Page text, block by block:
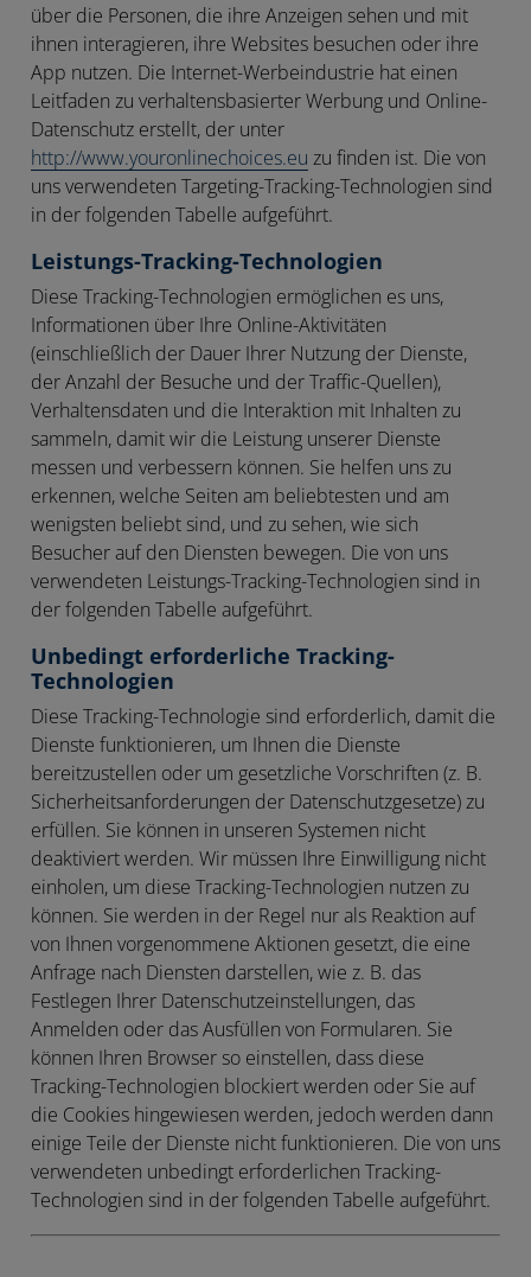
über die Personen, die ihre Anzeigen sehen und mit
ihnen interagieren, ihre Websites besuchen oder ihre
App nutzen. Die Internet-Werbeindustrie hat einen
Leitfaden zu verhaltensbasierter Werbung und Online-
Datenschutz erstellt, der unter
http://www.youronlinechoices.eu zu finden ist. Die von
uns verwendeten Targeting-Tracking-Technologien sind
in der folgenden Tabelle aufgeführt.
Leistungs-Tracking-Technologien
Diese Tracking-Technologien ermöglichen es uns,
Informationen über Ihre Online-Aktivitäten
(einschließlich der Dauer Ihrer Nutzung der Dienste,
der Anzahl der Besuche und der Traffic-Quellen),
Verhaltensdaten und die Interaktion mit Inhalten zu
sammeln, damit wir die Leistung unserer Dienste
messen und verbessern können. Sie helfen uns zu
erkennen, welche Seiten am beliebtesten und am
wenigsten beliebt sind, und zu sehen, wie sich
Besucher auf den Diensten bewegen. Die von uns
verwendeten Leistungs-Tracking-Technologien sind in
der folgenden Tabelle aufgeführt.
Unbedingt erforderliche Tracking-
Technologien
Diese Tracking-Technologie sind erforderlich, damit die
Dienste funktionieren, um Ihnen die Dienste
bereitzustellen oder um gesetzliche Vorschriften (z. B.
Sicherheitsanforderungen der Datenschutzgesetze) zu
erfüllen. Sie können in unseren Systemen nicht
deaktiviert werden. Wir müssen Ihre Einwilligung nicht
einholen, um diese Tracking-Technologien nutzen zu
können. Sie werden in der Regel nur als Reaktion auf
von Ihnen vorgenommene Aktionen gesetzt, die eine
Anfrage nach Diensten darstellen, wie z. B. das
Festlegen Ihrer Datenschutzeinstellungen, das
Anmelden oder das Ausfüllen von Formularen. Sie
können Ihren Browser so einstellen, dass diese
Tracking-Technologien blockiert werden oder Sie auf
die Cookies hingewiesen werden, jedoch werden dann
einige Teile der Dienste nicht funktionieren. Die von uns
verwendeten unbedingt erforderlichen Tracking-
Technologien sind in der folgenden Tabelle aufgeführt.